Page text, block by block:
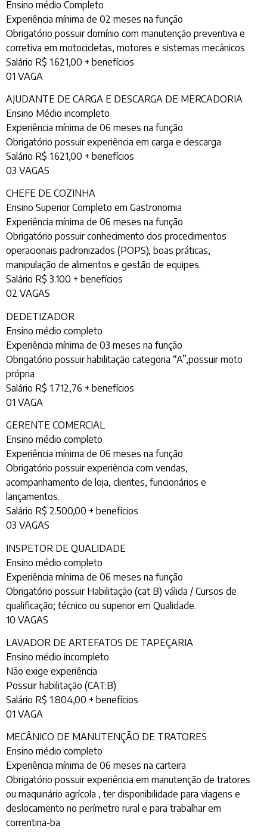
Ensino médio Completo
Experiência mínima de 02 meses na função
Obrigatório possuir domínio com manutenção preventiva e
corretiva em motocicletas, motores e sistemas mecânicos
Salário R$ 1.621,00 + benefícios
01 VAGA
AJUDANTE DE CARGA E DESCARGA DE MERCADORIA
Ensino Médio incompleto
Experiência mínima de 06 meses na função
Obrigatório possuir experiência em carga e descarga
Salário R$ 1.621,00 + benefícios
03 VAGAS
CHEFE DE COZINHA
Ensino Superior Completo em Gastronomia
Experiência mínima de 06 meses na função
Obrigatório possuir conhecimento dos procedimentos
operacionais padronizados (POPS), boas práticas,
manipulação de alimentos e gestão de equipes.
Salário R$ 3.100 + benefícios
02 VAGAS
DEDETIZADOR
Ensino médio completo
Experiência mínima de 03 meses na função
Obrigatório possuir habilitação categoria “A”,possuir moto
própria
Salário R$ 1.712,76 + benefícios
01 VAGA
GERENTE COMERCIAL
Ensino médio completo
Experiência mínima de 06 meses na função
Obrigatório possuir experiência com vendas,
acompanhamento de loja, clientes, funcionários e
lançamentos.
Salário R$ 2.500,00 + benefícios
03 VAGAS
INSPETOR DE QUALIDADE
Ensino médio completo
Experiência mínima de 06 meses na função
Obrigatório possuir Habilitação (cat B) válida / Cursos de
qualificação; técnico ou superior em Qualidade.
10 VAGAS
LAVADOR DE ARTEFATOS DE TAPEÇARIA
Ensino médio incompleto
Não exige experiência
Possuir habilitação (CAT:B)
Salário R$ 1.804,00 + benefícios
01 VAGA
MECÂNICO DE MANUTENÇÃO DE TRATORES
Ensino médio completo
Experiência mínima de 06 meses na carteira
Obrigatório possuir experiência em manutenção de tratores
ou maquinário agrícola , ter disponibilidade para viagens e
deslocamento no perímetro rural e para trabalhar em
correntina-ba